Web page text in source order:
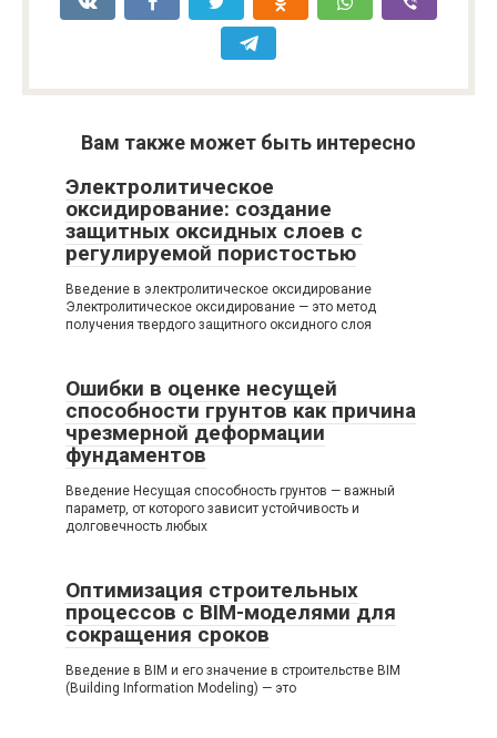
Вам также может быть интересно
Электролитическое
оксидирование: создание
защитных оксидных слоев с
регулируемой пористостью
Введение в электролитическое оксидирование
Электролитическое оксидирование — это метод
получения твердого защитного оксидного слоя
Ошибки в оценке несущей
способности грунтов как причина
чрезмерной деформации
фундаментов
Введение Несущая способность грунтов — важный
параметр, от которого зависит устойчивость и
долговечность любых
Оптимизация строительных
процессов с BIM-моделями для
сокращения сроков
Введение в BIM и его значение в строительстве BIM
(Building Information Modeling) — это